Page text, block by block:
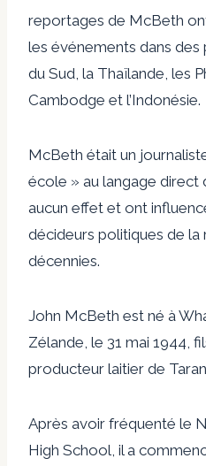
reportages de McBeth
les événements dans des
du Sud, la Thaïlande, les
Cambodge et l’Indonésie.
McBeth était un
école » au langage direct
aucun effet et ont
décideurs politiques de la
décennies.
John McBeth est né à
Zélande, le 31 mai 1944,
producteur laitier de
Après avoir fréquenté le
High School, il a